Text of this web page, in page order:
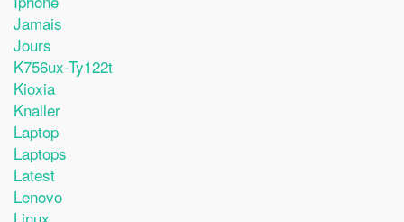
Jamais
Jours
K756ux-Ty122t
Kioxia
Knaller
Laptop
Laptops
Latest
Lenovo